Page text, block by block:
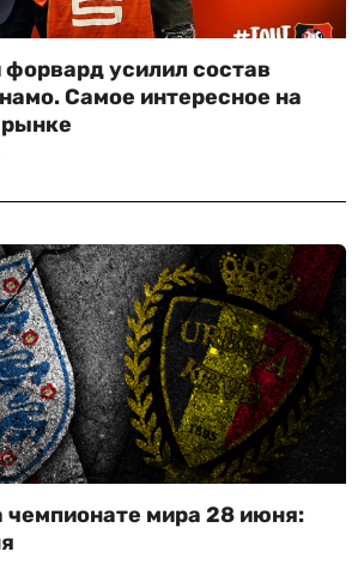
форвард усилил состав
Самое интересное на
чемпионате мира 28 июня: